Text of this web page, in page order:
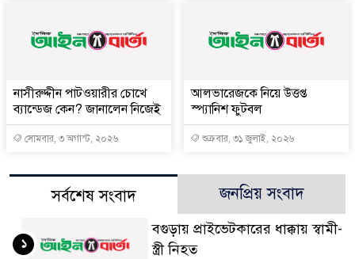
নাসীরুদ্দীন পাটওয়ারীর চোখে
ব্যান্ডেজ কেন? জানালেন নিজেই
সোমবার, ৩ অগাস্ট, ২০২৬
আলভারেজকে নিয়ে উত্তপ্ত
স্প্যানিশ ফুটবল
শুক্রবার, ৩১ জুলাই, ২০২৬
সর্বশেষ সংবাদ জনপ্রিয় সংবাদ
বগুড়ায় প্রাইভেটকারের ধাক্কায় স্বামী-
স্ত্রী নিহত
১